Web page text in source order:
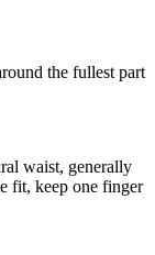
the fullest part
waist, generally
fit, keep one finger